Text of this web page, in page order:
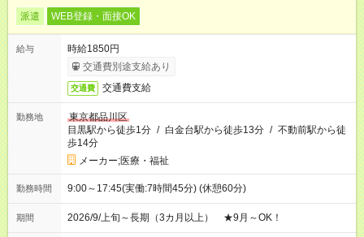
派遣 WEB登録・面接OK
給与
時給1850円
交通費別途支給あり
交通費 交通費支給
勤務地
東京都品川区
目黒駅から徒歩1分 / 白金台駅から徒歩13分 / 不動前駅から徒
歩14分
メーカー;医療・福祉
勤務時間 9:00～17:45(実働:7時間45分) (休憩60分)
期間 2026/9/上旬～長期（3カ月以上） ★9月～OK！